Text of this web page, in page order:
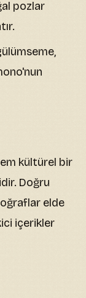
pozlar
kültürel bir
Doğru
elde
içerikler